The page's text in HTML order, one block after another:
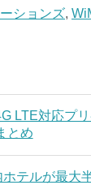
ションズ,
LTE対応プ
とめ
テルが最大